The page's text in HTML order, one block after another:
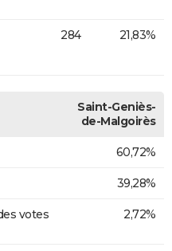
284 21,83%
Saint-Geniès-
de-Malgoirès
60,72%
39,28%
votes
2,72%